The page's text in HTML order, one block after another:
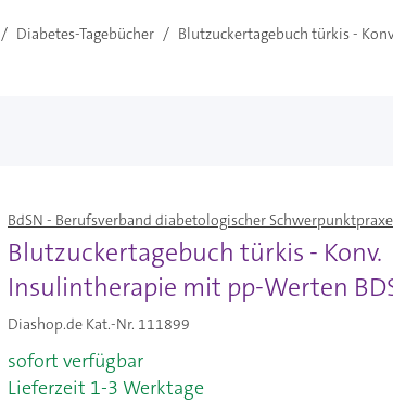
/ Diabetes-Tagebücher / Blutzuckertagebuch türkis -
BdSN - Berufsverband diabetologischer
Blutzuckertagebuch türkis - Konv.
Insulintherapie mit pp-Werten
Diashop.de Kat.-Nr. 111899
sofort verfügbar
Lieferzeit 1-3 Werktage